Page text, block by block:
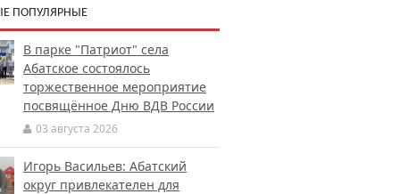
ПОПУЛЯРНЫЕ
В парке "Патриот" села
Абатское состоялось
торжественное мероприятие
посвящённое Дню ВДВ России
03 августа 2026
Игорь Васильев: Абатский
округ привлекателен для